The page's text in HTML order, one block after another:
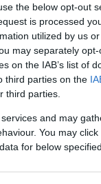
the below opt-out
is processed
utilized by us
may separately
on the IAB’s list of
third parties on the
third parties.
and may
You may
for below
για τις
που
η